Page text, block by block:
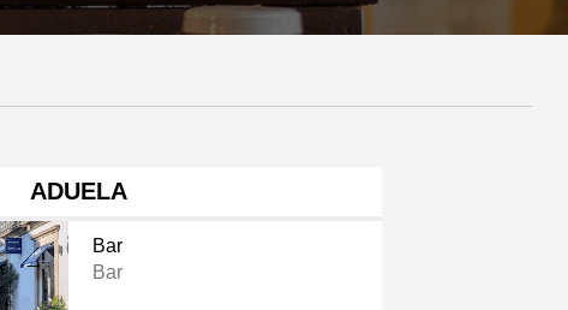
ADUELA
Bar
Bar